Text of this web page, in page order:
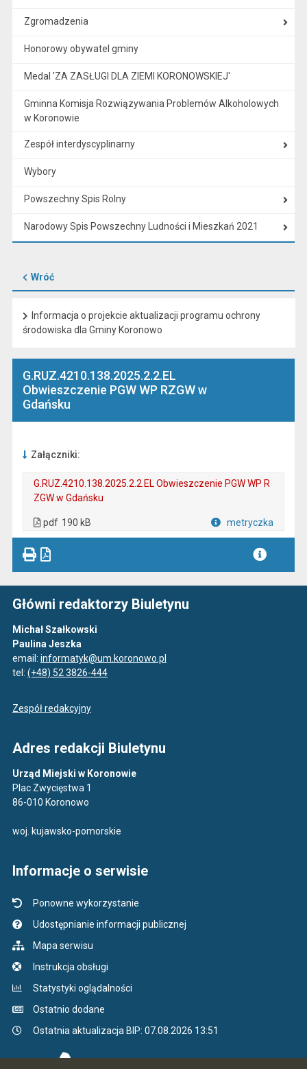
Zgromadzenia
Honorowy obywatel gminy
Medal 'ZA ZASŁUGI DLA ZIEMI KORONOWSKIEJ'
Gminna Komisja Rozwiązywania Problemów Alkoholowych
w Koronowie
Zespół interdyscyplinarny
Wybory
Powszechny Spis Rolny
Narodowy Spis Powszechny Ludności i Mieszkań 2021
Wróć
Informacja o projekcie aktualizacji programu ochrony
środowiska dla Gminy Koronowo
G.RUZ.4210.138.2025.2.2.EL
Obwieszczenie PGW WP RZGW w
Gdańsku
Załączniki:
G.RUZ.4210.138.2025.2.2.EL Obwieszczenie PGW WP R
ZGW w Gdańsku
pdf 190 kB metryczka
Główni redaktorzy Biuletynu
Michał Szałkowski
Paulina Jeszka
email: informatyk@um.koronowo.pl
tel: (+48) 52 3826-444
Zespół redakcyjny
Adres redakcji Biuletynu
Urząd Miejski w Koronowie
Plac Zwycięstwa 1
86-010 Koronowo
woj. kujawsko-pomorskie
Informacje o serwisie
Ponowne wykorzystanie
Udostępnianie informacji publicznej
Mapa serwisu
Instrukcja obsługi
Statystyki oglądalności
Ostatnio dodane
Ostatnia aktualizacja BIP: 07.08.2026 13:51